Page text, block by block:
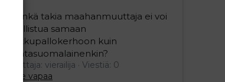
”Minkä takia maahanmuuttaja ei voi
osallistua samaan
potkupallokerhoon kuin
kantasuomalainenkin?
Aloittaja: vierailija
Viestiä: 0
Aihe vapaa